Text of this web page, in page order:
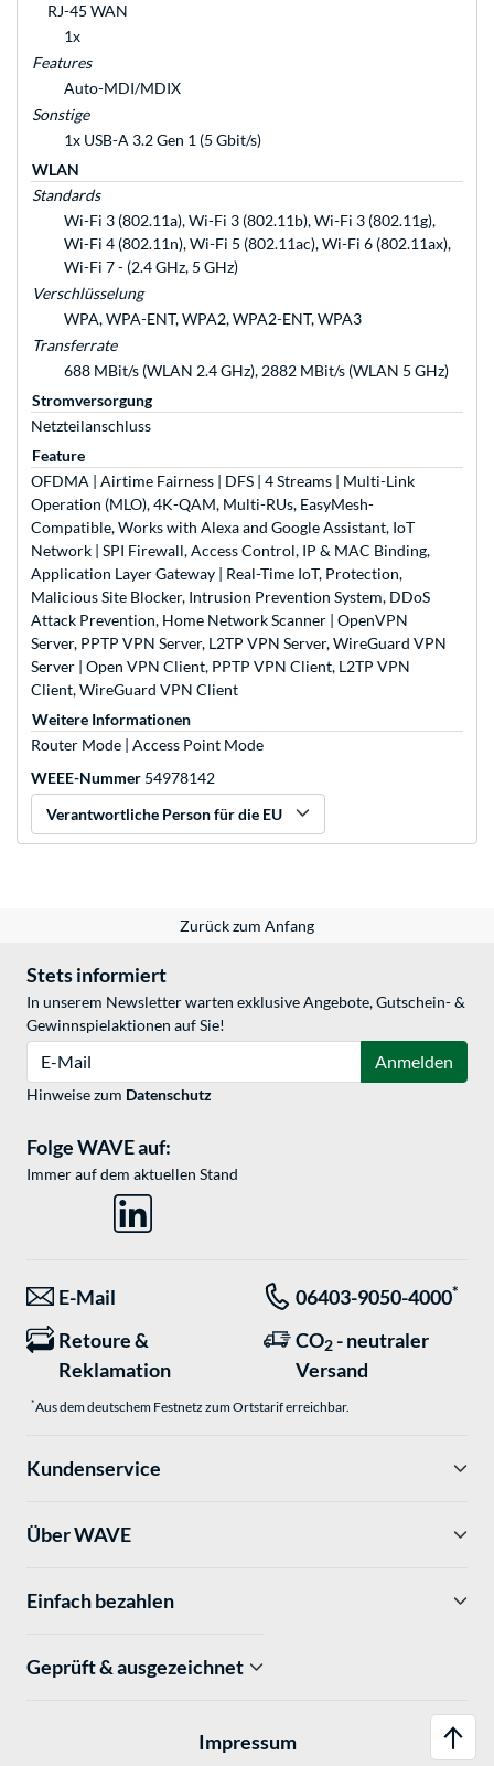
RJ-45 WAN
1x
Features
Auto-MDI/MDIX
Sonstige
1x USB-A 3.2 Gen 1 (5 Gbit/s)
WLAN
Standards
Wi-Fi 3 (802.11a), Wi-Fi 3 (802.11b), Wi-Fi 3 (802.11g),
Wi-Fi 4 (802.11n), Wi-Fi 5 (802.11ac), Wi-Fi 6 (802.11ax),
Wi-Fi 7 - (2.4 GHz, 5 GHz)
Verschlüsselung
WPA, WPA-ENT, WPA2, WPA2-ENT, WPA3
Transferrate
688 MBit/s (WLAN 2.4 GHz), 2882 MBit/s (WLAN 5 GHz)
Stromversorgung
Netzteilanschluss
Feature
OFDMA | Airtime Fairness | DFS | 4 Streams | Multi-Link
Operation (MLO), 4K-QAM, Multi-RUs, EasyMesh-
Compatible, Works with Alexa and Google Assistant, IoT
Network | SPI Firewall, Access Control, IP & MAC Binding,
Application Layer Gateway | Real-Time IoT, Protection,
Malicious Site Blocker, Intrusion Prevention System, DDoS
Attack Prevention, Home Network Scanner | OpenVPN
Server, PPTP VPN Server, L2TP VPN Server, WireGuard VPN
Server | Open VPN Client, PPTP VPN Client, L2TP VPN
Client, WireGuard VPN Client
Weitere Informationen
Router Mode | Access Point Mode
WEEE-Nummer 54978142
Verantwortliche Person für die EU
Zurück zum Anfang
Stets informiert
In unserem Newsletter warten exklusive Angebote, Gutschein- &
Gewinnspielaktionen auf Sie!
Anmelden
Hinweise zum Datenschutz
Folge WAVE auf:
Immer auf dem aktuellen Stand
E-Mail 06403-9050-4000*
Retoure &
Reklamation
CO2 - neutraler
Versand
*Aus dem deutschem Festnetz zum Ortstarif erreichbar.
Kundenservice
Über WAVE
Einfach bezahlen
Geprüft & ausgezeichnet
Impressum